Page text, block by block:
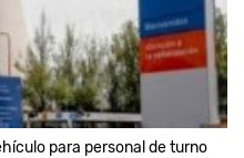
para personal de turno